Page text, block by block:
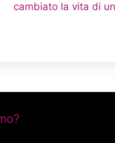
cambiato la vita di